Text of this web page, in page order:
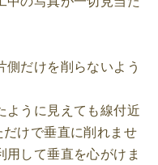
だけを削らないよう
ように見えても線付近
けで垂直に削れませ
して垂直を心がけま